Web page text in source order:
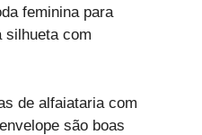
feminina para
silhueta com
de alfaiataria com
são boas